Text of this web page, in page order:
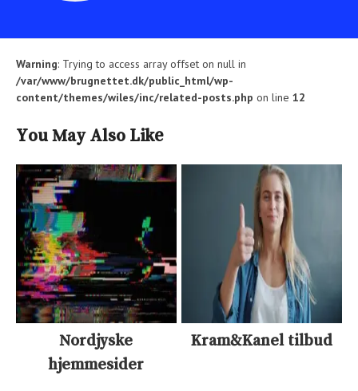
Warning: Trying to access array offset on null in
/var/www/brugnettet.dk/public_html/wp-
content/themes/wiles/inc/related-posts.php on line 12
You May Also Like
Nordjyske
hjemmesider
Kram&Kanel tilbud